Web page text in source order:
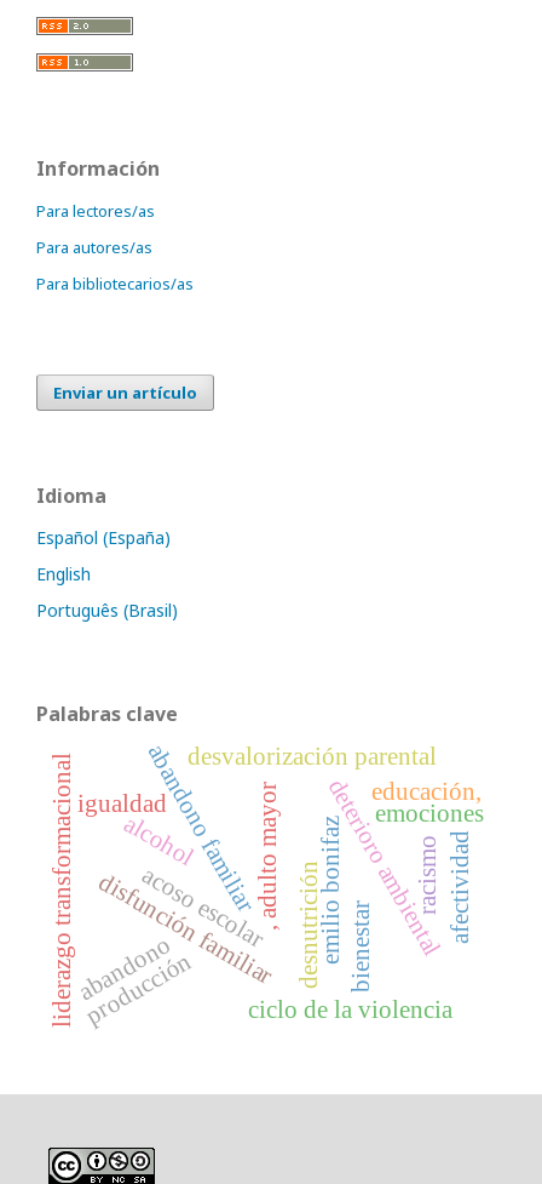
Información
Para lectores/as
Para autores/as
Para bibliotecarios/as
Enviar un artículo
Idioma
Español (España)
English
Português (Brasil)
Palabras clave
emilio bonifaz
deterioro ambiental
disfunción familiar bienestar
ciclo de la violencia
abandono familiar
desvalorización parental
acoso escolar
liderazgo transformacionalabandono
, adulto mayor
alcohol
desnutrición
emociones
afectividad
racismo
educación,
igualdad
producción